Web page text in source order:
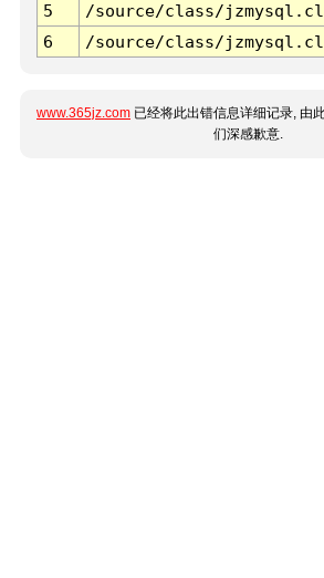
5
/source/class/
6
/source/class/
www.365jz.com 已经将此出错信息详细记录, 由
们深感歉意.